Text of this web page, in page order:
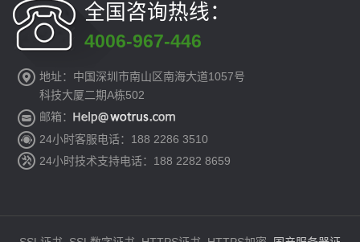
全国咨询热线：
4006-967-446
地址：中国深圳市南山区南海大道1057号
科技大厦二期A栋502
邮箱：
24小时客服电话：188 2286 3510
24小时技术支持电话：188 2282 8659